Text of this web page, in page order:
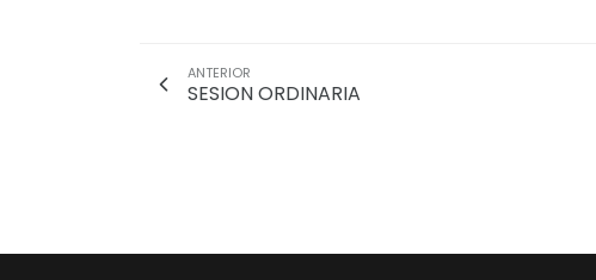
ANTERIOR
SESION ORDINARIA